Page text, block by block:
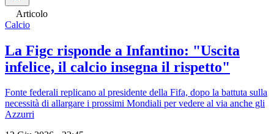
Articolo
Calcio
La Figc risponde a Infantino: "Uscita
infelice, il calcio insegna il rispetto"
Fonte federali replicano al presidente della Fifa, dopo la battuta sulla
necessità di allargare i prossimi Mondiali per vedere al via anche gli
Azzurri